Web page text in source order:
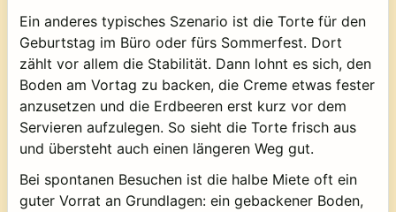
Ein anderes typisches Szenario ist die Torte für den
Geburtstag im Büro oder fürs Sommerfest. Dort
zählt vor allem die Stabilität. Dann lohnt es sich, den
Boden am Vortag zu backen, die Creme etwas fester
anzusetzen und die Erdbeeren erst kurz vor dem
Servieren aufzulegen. So sieht die Torte frisch aus
und übersteht auch einen längeren Weg gut.
Bei spontanen Besuchen ist die halbe Miete oft ein
guter Vorrat an Grundlagen: ein gebackener Boden,